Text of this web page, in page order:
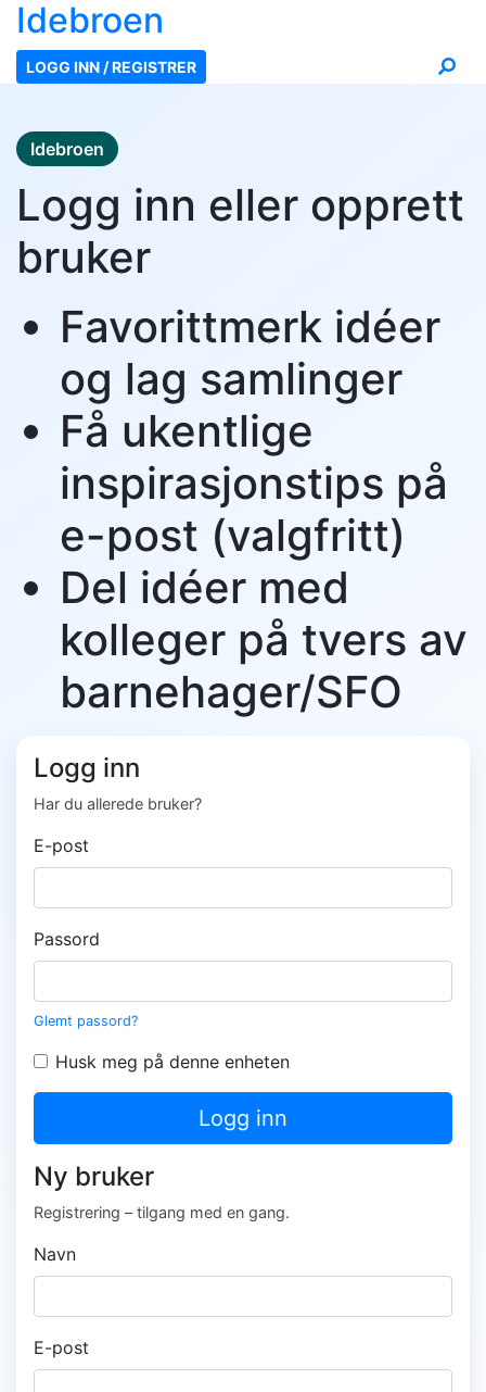
Idebroen
LOGG INN / REGISTRER
Idebroen
Logg inn eller opprett
bruker
Favorittmerk idéer
og lag samlinger
Få ukentlige
inspirasjonstips på
e-post (valgfritt)
Del idéer med
kolleger på tvers av
barnehager/SFO
Logg inn
Har du allerede bruker?
E-post
Passord
Glemt passord?
Husk meg på denne enheten
Logg inn
Ny bruker
Registrering – tilgang med en gang.
Navn
E-post